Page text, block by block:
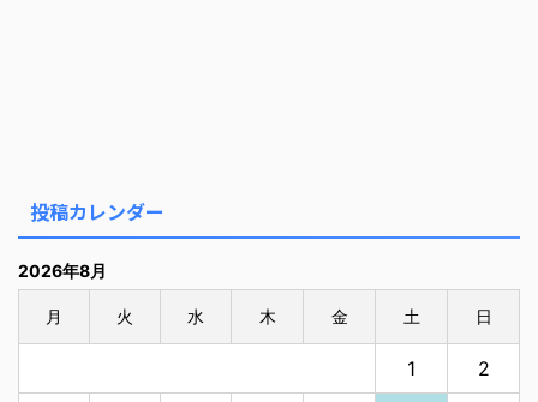
投稿カレンダー
2026年8月
月 火 水 木 金 土 日
1 2